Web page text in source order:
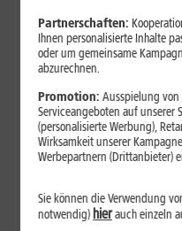
Bestenliste
Smartphones
Akkulaufzeit
halten im
durch
Partnerschaften:
Ihnen personalisierte Inhalte
oder um gemeinsame
abzurechnen.
Promotion: Ausspielung
Serviceangeboten auf unserer
(personalisierte Werbung),
Wirksamkeit unserer
Werbepartnern (Drittanbieter)
Sie können die Verwendung
notwendig) hierauch einzeln